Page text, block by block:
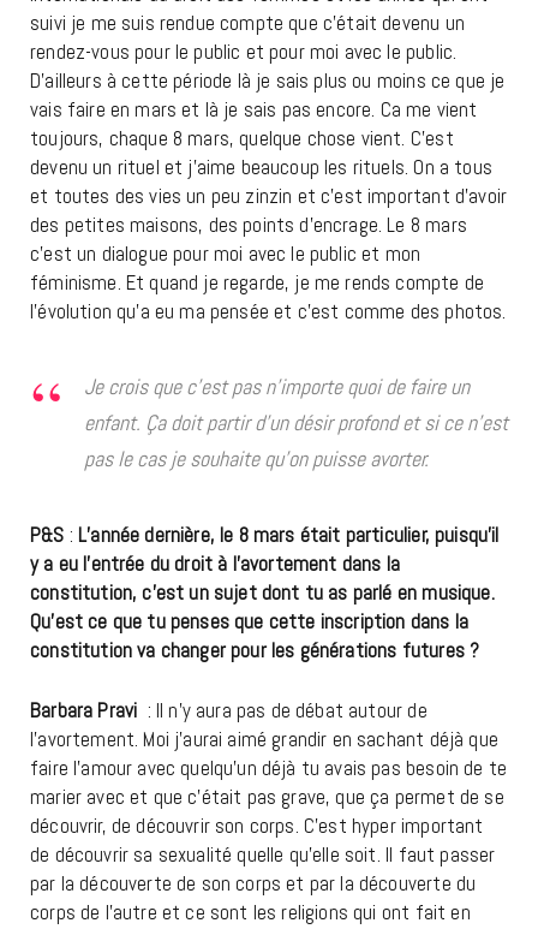
suivi je me suis rendue compte que c’était devenu un
rendez-vous pour le public et pour moi avec le public.
D’ailleurs à cette période là je sais plus ou moins ce que je
vais faire en mars et là je sais pas encore. Ca me vient
toujours, chaque 8 mars, quelque chose vient. C’est
devenu un rituel et j’aime beaucoup les rituels. On a tous
et toutes des vies un peu zinzin et c’est important d’avoir
des petites maisons, des points d’encrage. Le 8 mars
c’est un dialogue pour moi avec le public et mon
féminisme. Et quand je regarde, je me rends compte de
l’évolution qu’a eu ma pensée et c’est comme des photos.
Je crois que c’est pas n’importe quoi de faire un
enfant. Ça doit partir d’un désir profond et si ce n’est
pas le cas je souhaite qu’on puisse avorter.
P&S : L’année dernière, le 8 mars était particulier, puisqu’il
y a eu l’entrée du droit à l’avortement dans la
constitution, c’est un sujet dont tu as parlé en musique.
Qu’est ce que tu penses que cette inscription dans la
constitution va changer pour les générations futures ?
Barbara Pravi : Il n’y aura pas de débat autour de
l’avortement. Moi j’aurai aimé grandir en sachant déjà que
faire l’amour avec quelqu’un déjà tu avais pas besoin de te
marier avec et que c’était pas grave, que ça permet de se
découvrir, de découvrir son corps. C’est hyper important
de découvrir sa sexualité quelle qu’elle soit. Il faut passer
par la découverte de son corps et par la découverte du
corps de l’autre et ce sont les religions qui ont fait en